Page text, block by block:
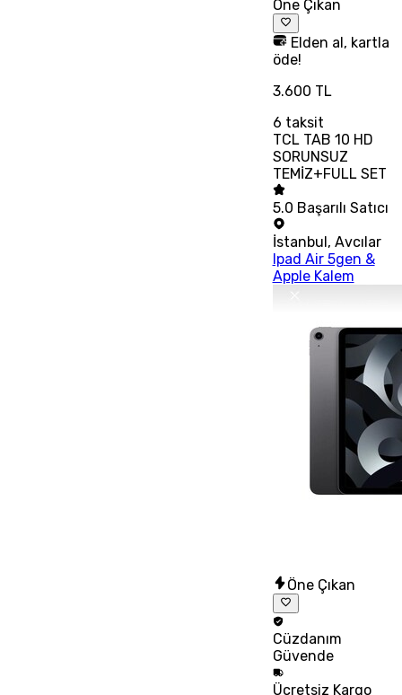
Öne Çıkan
Elden al, kartla
öde!
3.600 TL
6 taksit
TCL TAB 10 HD
SORUNSUZ
TEMİZ+FULL SET
5.0 Başarılı Satıcı
İstanbul, Avcılar
Ipad Air 5gen &
Apple Kalem
Öne Çıkan
Cüzdanım
Güvende
Ücretsiz Kargo